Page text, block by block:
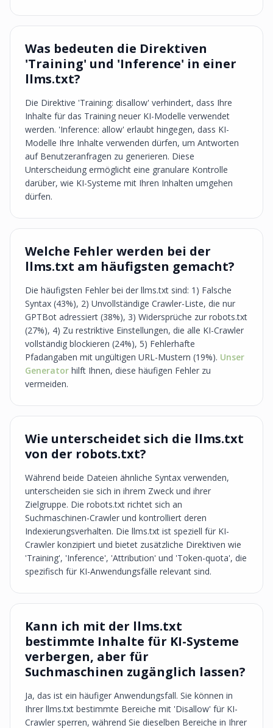
Was bedeuten die Direktiven
'Training' und 'Inference' in einer
llms.txt?
Die Direktive 'Training: disallow' verhindert, dass Ihre
Inhalte für das Training neuer KI-Modelle verwendet
werden. 'Inference: allow' erlaubt hingegen, dass KI-
Modelle Ihre Inhalte verwenden dürfen, um Antworten
auf Benutzeranfragen zu generieren. Diese
Unterscheidung ermöglicht eine granulare Kontrolle
darüber, wie KI-Systeme mit Ihren Inhalten umgehen
dürfen.
Welche Fehler werden bei der
llms.txt am häufigsten gemacht?
Die häufigsten Fehler bei der llms.txt sind: 1) Falsche
Syntax (43%), 2) Unvollständige Crawler-Liste, die nur
GPTBot adressiert (38%), 3) Widersprüche zur robots.txt
(27%), 4) Zu restriktive Einstellungen, die alle KI-Crawler
vollständig blockieren (24%), 5) Fehlerhafte
Pfadangaben mit ungültigen URL-Mustern (19%). Unser
Generator hilft Ihnen, diese häufigen Fehler zu
vermeiden.
Wie unterscheidet sich die llms.txt
von der robots.txt?
Während beide Dateien ähnliche Syntax verwenden,
unterscheiden sie sich in ihrem Zweck und ihrer
Zielgruppe. Die robots.txt richtet sich an
Suchmaschinen-Crawler und kontrolliert deren
Indexierungsverhalten. Die llms.txt ist speziell für KI-
Crawler konzipiert und bietet zusätzliche Direktiven wie
'Training', 'Inference', 'Attribution' und 'Token-quota', die
spezifisch für KI-Anwendungsfälle relevant sind.
Kann ich mit der llms.txt
bestimmte Inhalte für KI-Systeme
verbergen, aber für
Suchmaschinen zugänglich lassen?
Ja, das ist ein häufiger Anwendungsfall. Sie können in
Ihrer llms.txt bestimmte Bereiche mit 'Disallow' für KI-
Crawler sperren, während Sie dieselben Bereiche in Ihrer